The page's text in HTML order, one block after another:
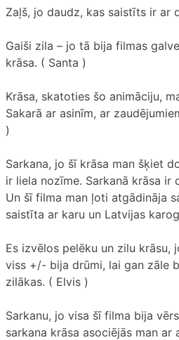
Zaļš, jo daudz, kas saistīts ir ar
Gaiši zila – jo tā bija filmas
krāsa. ( Santa )
Krāsa, skatoties šo animāciju,
Sakarā ar asinīm, ar
)
Sarkana, jo šī krāsa man šķiet
ir liela nozīme. Sarkanā krāsa ir
Un šī filma man ļoti atgādināja
saistīta ar karu un Latvijas
Es izvēlos pelēku un zilu krāsu,
viss +/- bija drūmi, lai gan zāle
zilākas. ( Elvis )
Sarkanu, jo visa šī filma bija
sarkana krāsa asociējās man ar